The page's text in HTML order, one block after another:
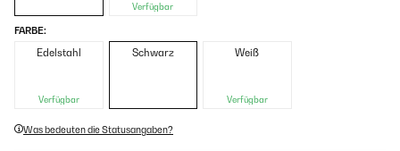
Verfügbar
FARBE:
Edelstahl
Verfügbar
Schwarz Weiß
Verfügbar
Was bedeuten die Statusangaben?